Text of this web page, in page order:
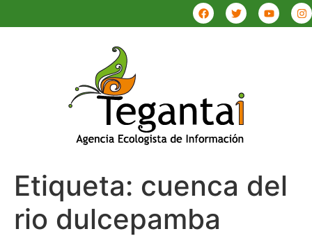
Etiqueta: cuenca del
rio dulcepamba